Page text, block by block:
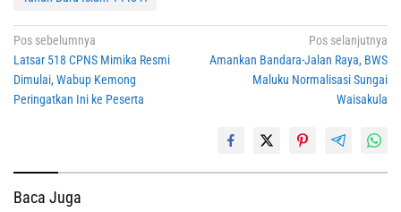
Navigasi
pos
Pos sebelumnya
Latsar 518 CPNS Mimika Resmi
Dimulai, Wabup Kemong
Peringatkan Ini ke Peserta
Pos selanjutnya
Amankan Bandara-Jalan Raya, BWS
Maluku Normalisasi Sungai
Waisakula
Baca Juga